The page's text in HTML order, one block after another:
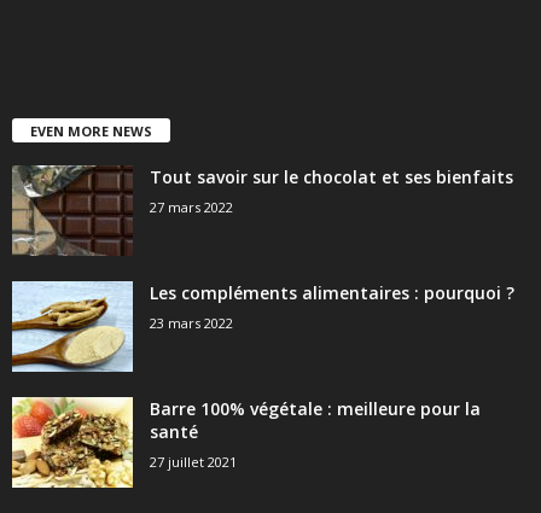
EVEN MORE NEWS
Tout savoir sur le chocolat et ses bienfaits
27 mars 2022
Les compléments alimentaires : pourquoi ?
23 mars 2022
Barre 100% végétale : meilleure pour la
santé
27 juillet 2021